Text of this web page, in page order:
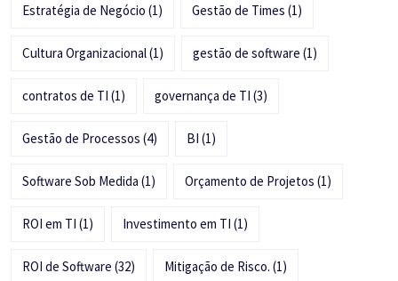
Estratégia de Negócio (1) Gestão de Times (1)
Cultura Organizacional(1) gestão de software (1)
contratos de TI (1) governança de TI (3)
Gestão de Processos (4) BI (1)
Software Sob Medida (1) Orçamento de Projetos (1)
ROI em TI (1) Investimento em TI (1)
ROI de Software (32) Mitigação de Risco. (1)